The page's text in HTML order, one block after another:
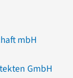
mbH
GmbH